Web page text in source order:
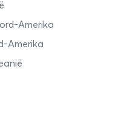
Amerika
Amerika